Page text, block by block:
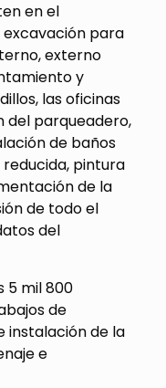
en el
para
externo
y
las oficinas
del parqueadero,
de baños
pintura
de la
de todo el
del
5 mil 800
de
instalación de la
e